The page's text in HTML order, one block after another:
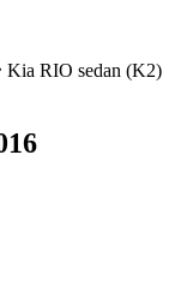
Kia RIO sedan (K2)